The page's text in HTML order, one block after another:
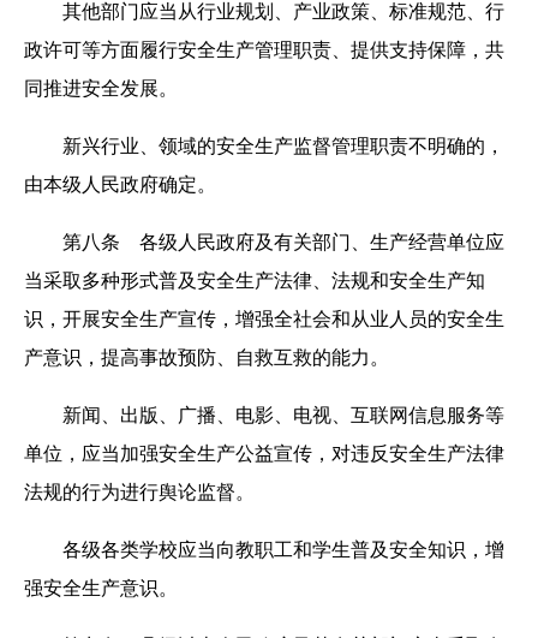
其他部门应当从行业规划、产业政策、标准规范、行
政许可等方面履行安全生产管理职责、提供支持保障，共
同推进安全发展。
新兴行业、领域的安全生产监督管理职责不明确的，
由本级人民政府确定。
第八条 各级人民政府及有关部门、生产经营单位应
当采取多种形式普及安全生产法律、法规和安全生产知
识，开展安全生产宣传，增强全社会和从业人员的安全生
产意识，提高事故预防、自救互救的能力。
新闻、出版、广播、电影、电视、互联网信息服务等
单位，应当加强安全生产公益宣传，对违反安全生产法律
法规的行为进行舆论监督。
各级各类学校应当向教职工和学生普及安全知识，增
强安全生产意识。